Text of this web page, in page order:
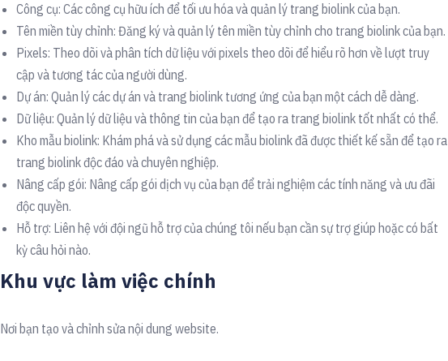
Công cụ: Các công cụ hữu ích để tối ưu hóa và quản lý trang biolink của bạn.
Tên miền tùy chỉnh: Đăng ký và quản lý tên miền tùy chỉnh cho trang biolink của bạn.
Pixels: Theo dõi và phân tích dữ liệu với pixels theo dõi để hiểu rõ hơn về lượt truy
cập và tương tác của người dùng.
Dự án: Quản lý các dự án và trang biolink tương ứng của bạn một cách dễ dàng.
Dữ liệu: Quản lý dữ liệu và thông tin của bạn để tạo ra trang biolink tốt nhất có thể.
Kho mẫu biolink: Khám phá và sử dụng các mẫu biolink đã được thiết kế sẵn để tạo ra
trang biolink độc đáo và chuyên nghiệp.
Nâng cấp gói: Nâng cấp gói dịch vụ của bạn để trải nghiệm các tính năng và ưu đãi
độc quyền.
Hỗ trợ: Liên hệ với đội ngũ hỗ trợ của chúng tôi nếu bạn cần sự trợ giúp hoặc có bất
kỳ câu hỏi nào.
Khu vực làm việc chính
Nơi bạn tạo và chỉnh sửa nội dung website.